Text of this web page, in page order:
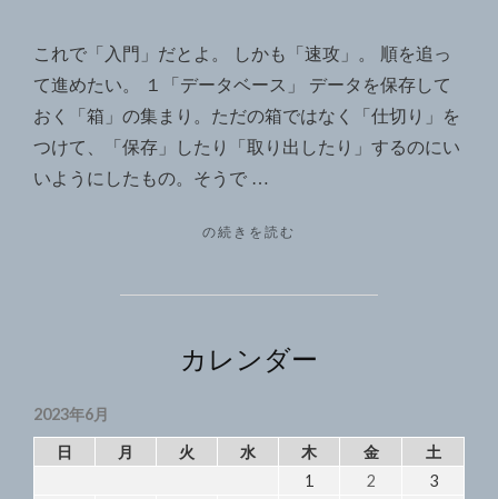
タ
ベ
ー
ス
2023/6/14
これで「入門」だとよ。 しかも「速攻」。 順を追っ
て進めたい。 １「データベース」 データを保存して
おく「箱」の集まり。ただの箱ではなく「仕切り」を
つけて、「保存」したり「取り出したり」するのにい
いようにしたもの。そうで …
"デ
ス
入
の続きを読む
カレンダー
2023年6月
日
月 火 水 木 金
土
1
2
3